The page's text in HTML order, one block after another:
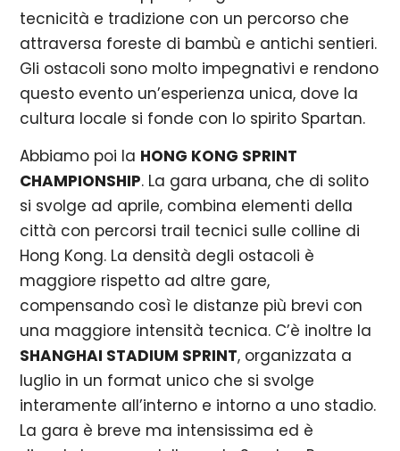
tecnicità e tradizione con un percorso che
attraversa foreste di bambù e antichi sentieri.
Gli ostacoli sono molto impegnativi e rendono
questo evento un’esperienza unica, dove la
cultura locale si fonde con lo spirito Spartan.
Abbiamo poi la HONG KONG SPRINT
CHAMPIONSHIP. La gara urbana, che di solito
si svolge ad aprile, combina elementi della
città con percorsi trail tecnici sulle colline di
Hong Kong. La densità degli ostacoli è
maggiore rispetto ad altre gare,
compensando così le distanze più brevi con
una maggiore intensità tecnica. C’è inoltre la
SHANGHAI STADIUM SPRINT, organizzata a
luglio in un format unico che si svolge
interamente all’interno e intorno a uno stadio.
La gara è breve ma intensissima ed è